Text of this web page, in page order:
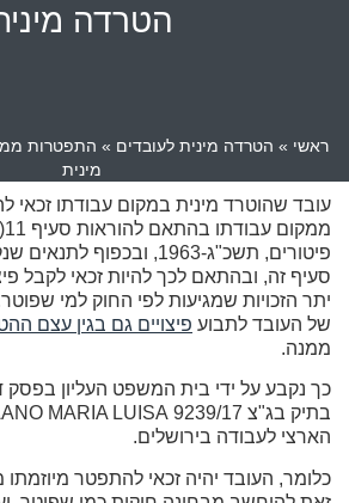
הטרדה
ראשי » הטרדה מינית לעובדים » התפטרות
מינית
עובד שהוטרד מינית במקום עבודתו זכאי
פיטורים, תשכ"ג-1963, ובכפוף
סעיף זה, ובהתאם לכך להיות זכאי לקבל
יתר הזכויות שמגיעות לפי החוק למי
של העובד לתבוע פיצויים גם בגין עצם
ממנה.
כך נקבע על ידי בית המשפט העליון בפסק
הארצי לעבודה בירושלים.
כלומר, העובד יהיה זכאי להתפטר